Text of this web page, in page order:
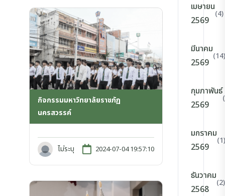
กิจกรรมมหาวิทยาลัยราชภัฏ
นครสวรรค์
ไม่ระบุ 2024-07-04 19:57:10
เมษายน
2569
(4)
มีนาคม
2569
(14)
กุมภาพันธ์
2569
มกราคม
2569
(1)
ธันวาคม
2568
(2)